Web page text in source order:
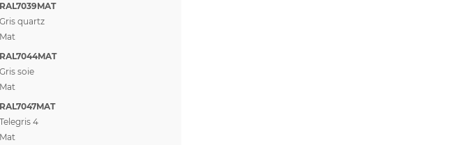
RAL7039MAT
Gris quartz
Mat
RAL7044MAT
Gris soie
Mat
RAL7047MAT
Telegris 4
Mat